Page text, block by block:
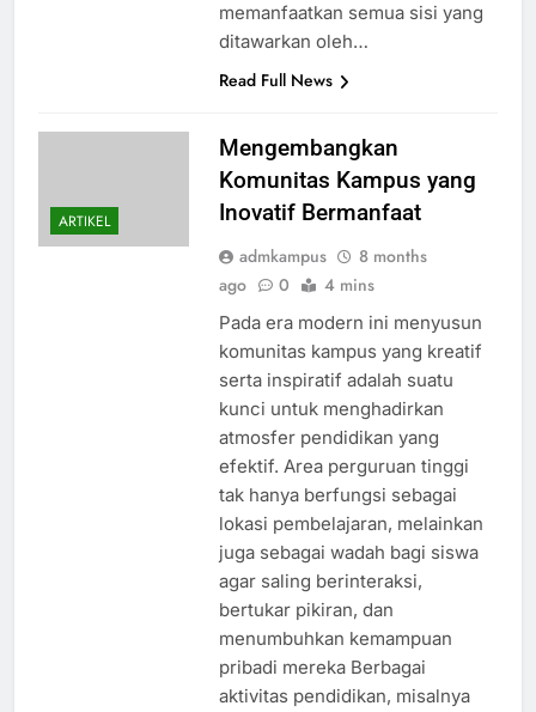
memanfaatkan semua sisi yang
ditawarkan oleh…
Read Full News
ARTIKEL
Mengembangkan
Komunitas Kampus yang
Inovatif Bermanfaat
admkampus
8 months
ago
0 4 mins
Pada era modern ini menyusun
komunitas kampus yang kreatif
serta inspiratif adalah suatu
kunci untuk menghadirkan
atmosfer pendidikan yang
efektif. Area perguruan tinggi
tak hanya berfungsi sebagai
lokasi pembelajaran, melainkan
juga sebagai wadah bagi siswa
agar saling berinteraksi,
bertukar pikiran, dan
menumbuhkan kemampuan
pribadi mereka Berbagai
aktivitas pendidikan, misalnya